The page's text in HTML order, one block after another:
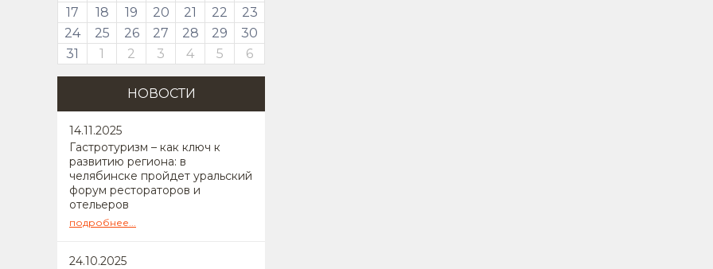
17
18 19 20 21 22
23
24
25 26 27 28 29
30
31
1 2 3 4 5 6
НОВОСТИ
14.11.2025
Гастротуризм – как ключ к
развитию региона: в
челябинске пройдет уральский
форум рестораторов и
отельеров
подробнее...
24.10.2025